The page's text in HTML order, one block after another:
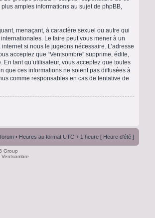
amples informations au sujet de phpBB,
menaçant, à caractère sexuel ou autre qui
Le faire peut vous mener à un
si nous le jugeons nécessaire. L’adresse
acceptez que “Ventsombre” supprime, édite,
tant qu’utilisateur, vous acceptez que toutes
que ces informations ne soient pas diffusées à
comme responsables en cas de tentative de
• Heures au format UTC + 1 heure [ Heure d’été ]
Group